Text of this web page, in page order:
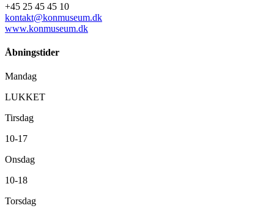
+45 25 45 45 10
kontakt@konmuseum.dk
www.konmuseum.dk
Åbningstider
Mandag
LUKKET
Tirsdag
10-17
Onsdag
10-18
Torsdag